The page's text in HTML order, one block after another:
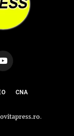
YouTube
CNA
.